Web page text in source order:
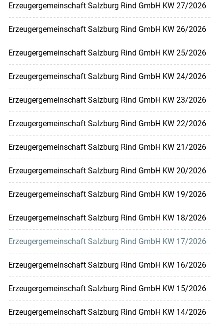
Erzeugergemeinschaft Salzburg Rind GmbH KW 27/2026
Erzeugergemeinschaft Salzburg Rind GmbH KW 26/2026
Erzeugergemeinschaft Salzburg Rind GmbH KW 25/2026
Erzeugergemeinschaft Salzburg Rind GmbH KW 24/2026
Erzeugergemeinschaft Salzburg Rind GmbH KW 23/2026
Erzeugergemeinschaft Salzburg Rind GmbH KW 22/2026
Erzeugergemeinschaft Salzburg Rind GmbH KW 21/2026
Erzeugergemeinschaft Salzburg Rind GmbH KW 20/2026
Erzeugergemeinschaft Salzburg Rind GmbH KW 19/2026
Erzeugergemeinschaft Salzburg Rind GmbH KW 18/2026
Erzeugergemeinschaft Salzburg Rind GmbH KW 17/2026
Erzeugergemeinschaft Salzburg Rind GmbH KW 16/2026
Erzeugergemeinschaft Salzburg Rind GmbH KW 15/2026
Erzeugergemeinschaft Salzburg Rind GmbH KW 14/2026